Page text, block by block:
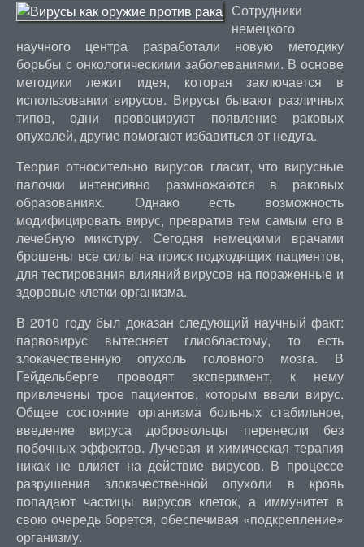
Сотрудники
немецкого
научного центра разработали новую методику
борьбы с онкологическими заболеваниями. В основе
методики лежит идея, которая заключается в
использовании вирусов. Вирусы бывают различных
типов, одни провоцируют появление раковых
опухолей, другие помогают избавиться от недуга.
Теория относительно вирусов гласит, что вирусные
палочки интенсивно размножаются в раковых
образованиях. Однако есть возможность
модифицировать вирус, превратив тем самым его в
лечебную микстуру. Сегодня немецкими врачами
брошены все силы на поиск подходящих пациентов,
для тестирования влияний вирусов на пораженные и
здоровые клетки организма.
В 2010 году был доказан следующий научный факт:
парвовирус вытесняет глиобластому, то есть
злокачественную опухоль головного мозга. В
Гейдельберге проводят эксперимент, к нему
привлечены трое пациентов, которым ввели вирус.
Общее состояние организма больных стабильное,
введение вируса добровольцы перенесли без
побочных эффектов. Лучевая и химическая терапия
никак не влияет на действие вирусов. В процессе
разрушения злокачественной опухоли в кровь
попадают частицы вирусов клеток, а иммунитет в
свою очередь борется, обеспечивая «подкрепление»
организму.